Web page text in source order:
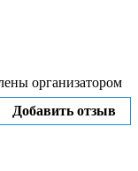
организатором
Добавить отзыв